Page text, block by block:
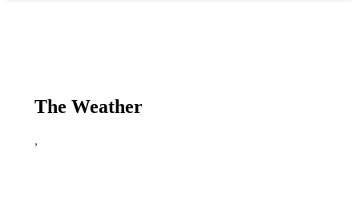
The Weather
,